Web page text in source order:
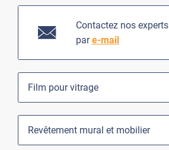
Contactez nos experts
pare-mail
Film pour vitrage
Revêtement mural et mobilier